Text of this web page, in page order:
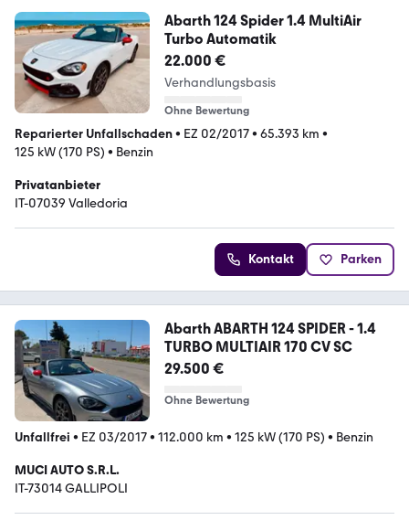
Abarth 124 Spider 1.4 MultiAir
Turbo Automatik
22.000 €
Verhandlungsbasis
Ohne Bewertung
Reparierter Unfallschaden• EZ 02/2017• 65.393 km •
125 kW (170 PS) • Benzin
Privatanbieter
IT-07039 Valledoria
Kontakt Parken
Abarth ABARTH 124 SPIDER - 1.4
TURBO MULTIAIR 170 CV SC
29.500 €
Ohne Bewertung
Unfallfrei • EZ 03/2017• 112.000 km • 125 kW (170 PS) • Benzin
MUCI AUTO S.R.L.
IT-73014 GALLIPOLI